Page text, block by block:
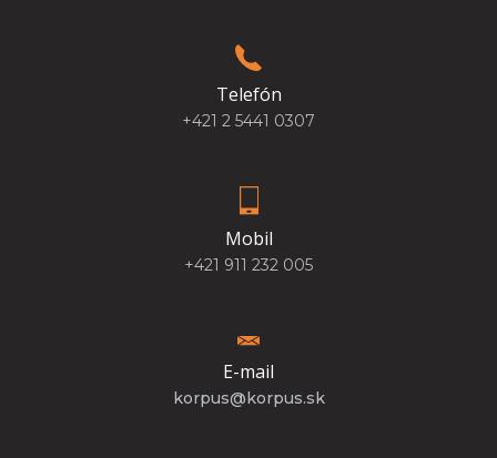
Telefón
+421 2 5441 0307
Mobil
+421 911 232 005
E-mail
korpus@korpus.sk